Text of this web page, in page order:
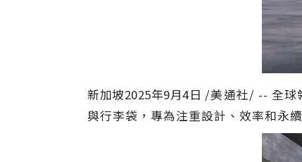
新加坡2025年9月4日 /美通社/ -- 全球
與行李袋，專為注重設計、效率和永